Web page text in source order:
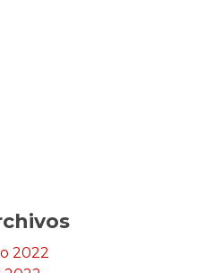
2022